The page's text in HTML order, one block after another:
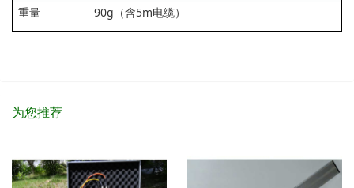
重量
90g（含5m电缆）
为您推荐